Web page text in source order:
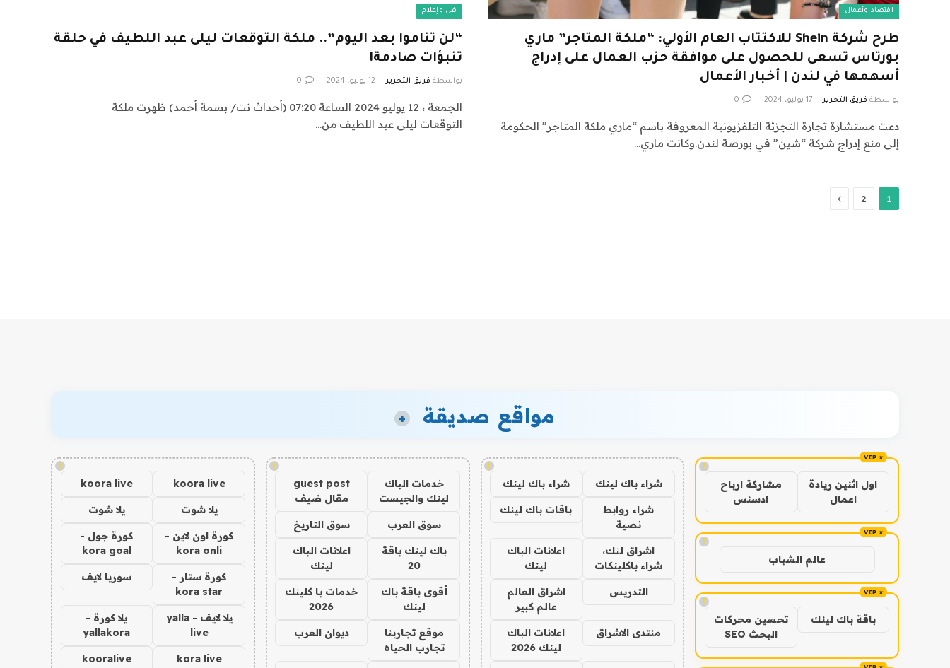
اقتصاد وأعمال
طرح شركة Shein للاكتتاب العام الأولي: “ملكة المتاجر” ماري
بورتاس تسعى للحصول على موافقة حزب العمال على إدراج
أسهمها في لندن | أخبار الأعمال
بواسطة فريق التحرير 17 يوليو، 2024 0
دعت مستشارة تجارة التجزئة التلفزيونية المعروفة باسم “ماري ملكة المتاجر” الحكومة
إلى منع إدراج شركة “شين” في بورصة لندن.وكانت ماري…
فن وإعلام
“لن تناموا بعد اليوم”.. ملكة التوقعات ليلى عبد اللطيف في حلقة
تنبؤات صادمة!
بواسطة فريق التحرير 12 يوليو، 2024 0
الجمعة ، 12 يوليو 2024 الساعة 07:20 (أحداث نت/ بسمة أحمد) ظهرت ملكة
التوقعات ليلى عبد اللطيف من…
1
2 التالي
مواقع صديقة +
!
اول اثنين ريادة
اعمال
مشاركة ارباح
ادسنس
!
عالم الشباب
!
باقة باك لينك
تحسين محركات
البحث SEO
!
شراء باك لينك شراء باك لينك
شراء روابط
نصية
باقات باك لينك
اشراق لنك،
شراء باكلينكات
اعلانات الباك
لينك
التدريس
اشراق العالم
عالم كبير
منتدى الاشراق
اعلانات الباك
لينك 2026
!
خدمات الباك
لينك والجيست
guest post
مقال ضيف
سوق العرب سوق التاريخ
باك لينك باقة
20
اعلانات الباك
لينك
أقوى باقة باك
لينك
خدمات با كلينك
2026
موقع تجاربنا
تجارب الحياه
ديوان العرب
!
koora live
koora live
يلا شوت يلا شوت
كورة اون لاين -
kora onli
كورة جول -
kora goal
كورة ستار -
kora star
سوريا لايف
يلا لايف - yalla
live
يلا كورة -
yallakora
kora live
kooralive